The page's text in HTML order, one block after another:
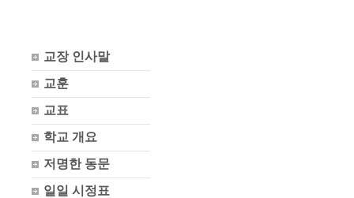
교장 인사말
교훈
교표
학교 개요
저명한 동문
일일 시정표